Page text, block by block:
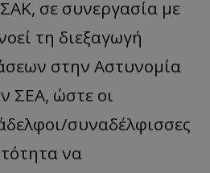
σε συνεργασία με
τη διεξαγωγή
στην Αστυνομία
ΣΕΑ, ώστε οι
συναδέλφισσες
να